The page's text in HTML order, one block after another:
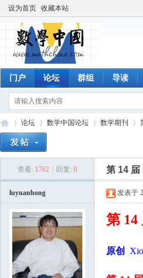
设为首页 收藏本站
门户 论坛 群组 导读
论坛
›
数学中国论坛 数学期刊
查看: 1762 回复: 0 第 14 届
luyuanhong 发表于
第 14
原创